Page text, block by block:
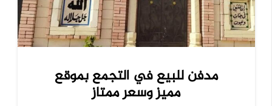
مدفن للبيع في التجمع بموقع
مميز وسعر ممتاز